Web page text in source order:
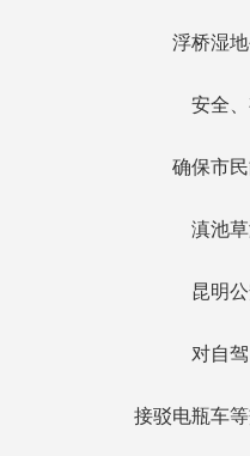
浮桥湿
安全
确保市
滇池
昆明
对自
接驳电瓶车